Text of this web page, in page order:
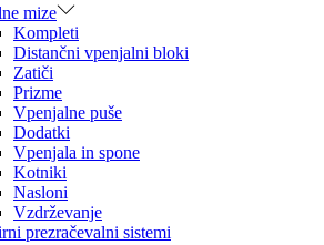
mize
Kompleti
Distančni vpenjalni bloki
Zatiči
Prizme
Vpenjalne puše
Dodatki
Vpenjala in spone
Kotniki
Nasloni
Vzdrževanje
prezračevalni sistemi